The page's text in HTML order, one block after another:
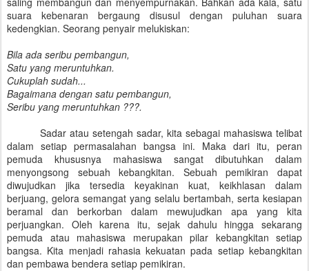
suara kebenaran bergaung disusul dengan puluhan suara
kedengkian. Seorang penyair melukiskan:
Bila ada seribu pembangun,
Satu yang meruntuhkan.
Cukuplah sudah...
Bagaimana dengan satu pembangun,
Seribu yang meruntuhkan ???.
Sadar atau setengah sadar, kita sebagai mahasiswa telibat
dalam setiap permasalahan bangsa ini. Maka dari itu, peran
pemuda khususnya mahasiswa sangat dibutuhkan dalam
menyongsong sebuah kebangkitan. Sebuah pemikiran dapat
diwujudkan jika tersedia keyakinan kuat, keikhlasan dalam
berjuang, gelora semangat yang selalu bertambah, serta kesiapan
beramal dan berkorban dalam mewujudkan apa yang kita
perjuangkan. Oleh karena itu, sejak dahulu hingga sekarang
pemuda atau mahasiswa merupakan pilar kebangkitan setiap
bangsa. Kita menjadi rahasia kekuatan pada setiap kebangkitan
dan pembawa bendera setiap pemikiran.